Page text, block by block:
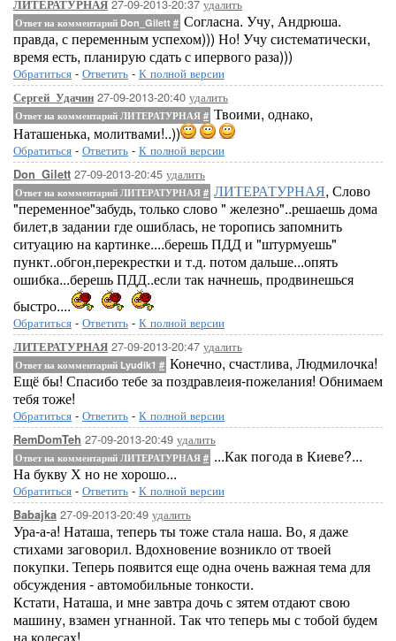
ЛИТЕРАТУРНАЯ 27-09-2013-20:37 удалить
Ответ на комментарий Don_Gilett # Согласна. Учу, Андрюша.
правда, с переменным успехом))) Но! Учу систематически,
время есть, планирую сдать с ипервого раза)))
Обратиться - Ответить - К полной версии
Сергей_Удачин 27-09-2013-20:40 удалить
Ответ на комментарий ЛИТЕРАТУРНАЯ # Твоими, однако,
Наташенька, молитвами!..))
Обратиться - Ответить - К полной версии
Don_Gilett 27-09-2013-20:45 удалить
Ответ на комментарий ЛИТЕРАТУРНАЯ # ЛИТЕРАТУРНАЯ, Слово
"переменное"забудь, только слово " железно"..решаешь дома
билет,в задании где ошиблась, не торопись запомнить
ситуацию на картинке....берешь ПДД и "штурмуешь"
пункт..обгон,перекрестки и т.д. потом дальше...опять
ошибка...берешь ПДД..если так начнешь, продвинешься
быстро....
Обратиться - Ответить - К полной версии
ЛИТЕРАТУРНАЯ 27-09-2013-20:47 удалить
Ответ на комментарий Lyudik1 # Конечно, счастлива, Людмилочка!
Ещё бы! Спасибо тебе за поздравлеия-пожелания! Обнимаем
тебя тоже!
Обратиться - Ответить - К полной версии
RemDomTeh 27-09-2013-20:49 удалить
Ответ на комментарий ЛИТЕРАТУРНАЯ # ...Как погода в Киеве?...
На букву Х но не хорошо...
Обратиться - Ответить - К полной версии
Babajka 27-09-2013-20:49 удалить
Ура-а-а! Наташа, теперь ты тоже стала наша. Во, я даже
стихами заговорил. Вдохновение возникло от твоей
покупки. Теперь появится еще одна очень важная тема для
обсуждения - автомобильные тонкости.
Кстати, Наташа, и мне завтра дочь с зятем отдают свою
машину, взамен угнанной. Так что теперь мы с тобой будем